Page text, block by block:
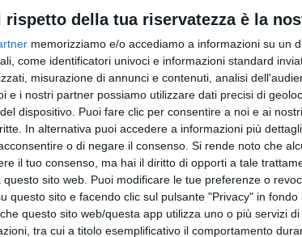
rispetto della tua riservatezza è la
memorizziamo e/o accediamo a informazioni su un
come identificatori univoci e informazioni standard
misurazione di annunci e contenuti, analisi
e i nostri partner possiamo utilizzare dati precisi di
dispositivo. Puoi fare clic per consentire a noi e ai
In alternativa puoi accedere a informazioni più
o di negare il consenso. Si rende noto che
il tuo consenso, ma hai il diritto di opporti a tale
sito web. Puoi modificare le tue preferenze o
questo sito e facendo clic sul pulsante "Privacy" in fondo
questo sito web/questa app utilizza uno o più servizi
tra cui a titolo esemplificativo il comportamento
L’incontro di lunedì scorso a Palazzo
settore che si trova costretto ogni giorno a
e quella del “sommerso”, spesso
e sinergia fra Confcommercio e le forze